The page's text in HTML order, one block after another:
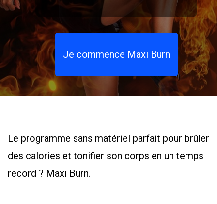
Je commence Maxi Burn
Le programme sans matériel parfait pour brûler
des calories et tonifier son corps en un temps
record ? Maxi Burn.